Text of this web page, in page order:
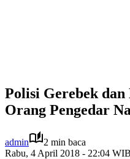
Polisi Gerebek
Orang Pengedar
admin
2 min baca
Rabu, 4 April 2018 - 22:04 WIB